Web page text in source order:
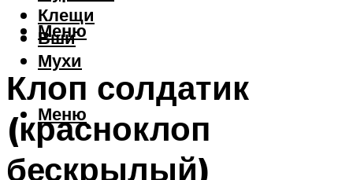
Клещи
Вши
Мухи
Меню
Меню
Клоп солдатик
(красноклоп
бескрылый)